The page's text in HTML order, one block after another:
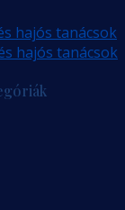
hajós tanácsok
hajós tanácsok